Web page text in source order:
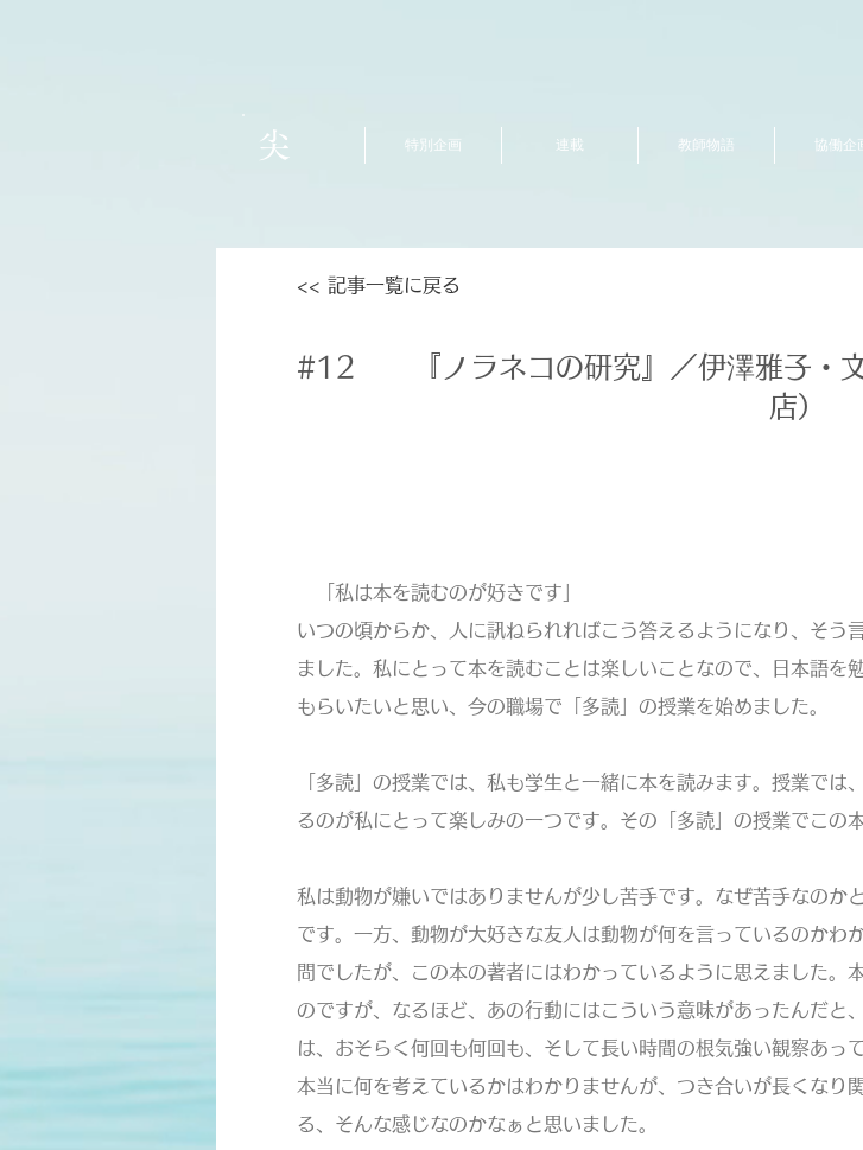
尖 特別企画 連載 教師物語 協働企
<< 記事一覧に戻る
#12
『ノラネコの研究』／伊澤雅子・
店）
「私は本を読むのが好きです」
いつの頃からか、人に訊ねられればこう答えるようになり、そう
ました。私にとって本を読むことは楽しいことなので、日本語を
もらいたいと思い、今の職場で「多読」の授業を始めました。
「多読」の授業では、私も学生と一緒に本を読みます。授業で
るのが私にとって楽しみの一つです。その「多読」の授業でこの
私は動物が嫌いではありませんが少し苦手です。なぜ苦手なのか
です。一方、動物が大好きな友人は動物が何を言っているのかわ
問でしたが、この本の著者にはわかっているように思えました。
のですが、なるほど、あの行動にはこういう意味があったんだと
は、おそらく何回も何回も、そして長い時間の根気強い観察あっ
本当に何を考えているかはわかりませんが、つき合いが長くなり
る、そんな感じなのかなぁと思いました。